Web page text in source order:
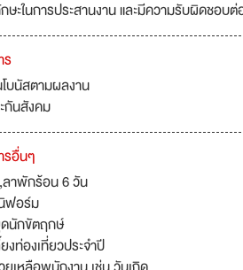
ษะในการประสานงาน และมีความรับผิดชอบ
ร
โบนัสตามผลงาน
กันสังคม
อื่นๆ
ลาพักร้อน 6 วัน
ฟอร์ม
นักขัตฤกษ์
งท่องเที่ยวประจำปี